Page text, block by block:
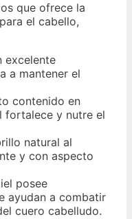
que ofrece la
el cabello,
excelente
a mantener el
contenido en
fortalece y nutre el
natural al
y con aspecto
posee
ayudan a combatir
cuero cabelludo.